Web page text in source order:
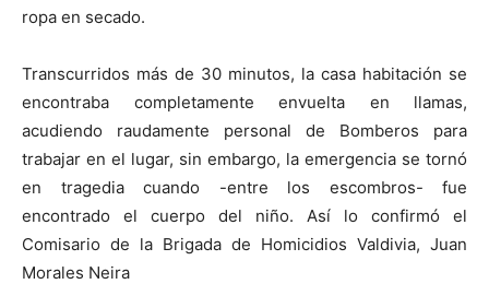
ropa en secado.
Transcurridos más de 30 minutos, la casa habitación se
encontraba completamente envuelta en llamas,
acudiendo raudamente personal de Bomberos para
trabajar en el lugar, sin embargo, la emergencia se tornó
en tragedia cuando -entre los escombros- fue
encontrado el cuerpo del niño. Así lo confirmó el
Comisario de la Brigada de Homicidios Valdivia, Juan
Morales Neira